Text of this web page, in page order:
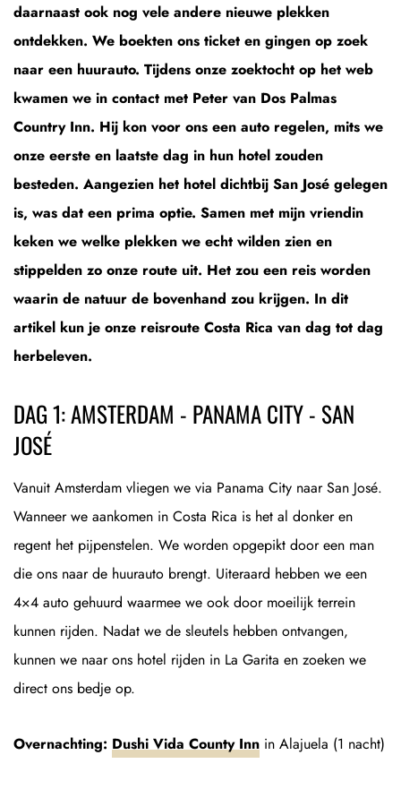
daarnaast ook nog vele andere nieuwe plekken
ontdekken. We boekten ons ticket en gingen op zoek
naar een huurauto. Tijdens onze zoektocht op het web
kwamen we in contact met Peter van Dos Palmas
Country Inn. Hij kon voor ons een auto regelen, mits we
onze eerste en laatste dag in hun hotel zouden
besteden. Aangezien het hotel dichtbij San José gelegen
is, was dat een prima optie. Samen met mijn vriendin
keken we welke plekken we echt wilden zien en
stippelden zo onze route uit. Het zou een reis worden
waarin de natuur de bovenhand zou krijgen. In dit
artikel kun je onze reisroute Costa Rica van dag tot dag
herbeleven.
DAG 1: AMSTERDAM - PANAMA CITY - SAN
JOSÉ
Vanuit Amsterdam vliegen we via Panama City naar San José.
Wanneer we aankomen in Costa Rica is het al donker en
regent het pijpenstelen. We worden opgepikt door een man
die ons naar de huurauto brengt. Uiteraard hebben we een
4×4 auto gehuurd waarmee we ook door moeilijk terrein
kunnen rijden. Nadat we de sleutels hebben ontvangen,
kunnen we naar ons hotel rijden in La Garita en zoeken we
direct ons bedje op.
Overnachting: Dushi Vida County Inn in Alajuela (1 nacht)